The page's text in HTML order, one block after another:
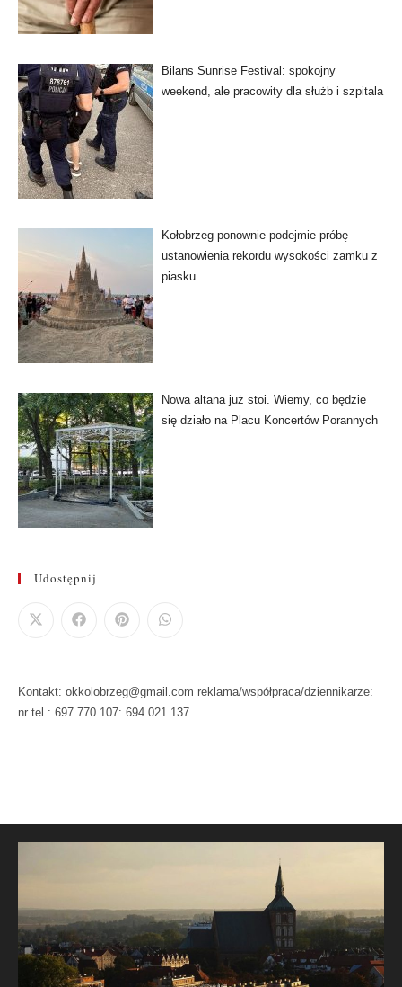
Bilans Sunrise Festival: spokojny
weekend, ale pracowity dla służb i szpitala
Kołobrzeg ponownie podejmie próbę
ustanowienia rekordu wysokości zamku z
piasku
Nowa altana już stoi. Wiemy, co będzie
się działo na Placu Koncertów Porannych
Udostępnij
Kontakt: okkolobrzeg@gmail.com reklama/współpraca/dziennikarze:
nr tel.: 697 770 107: 694 021 137